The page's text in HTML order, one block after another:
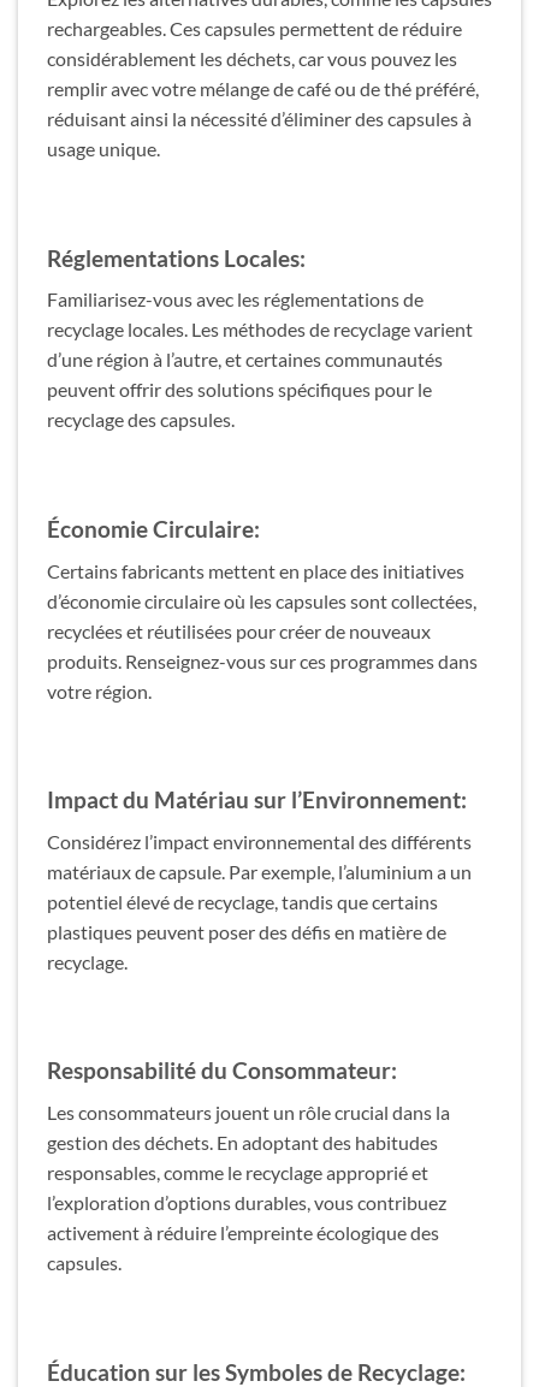
rechargeables. Ces capsules permettent de réduire
considérablement les déchets, car vous pouvez les
remplir avec votre mélange de café ou de thé préféré,
réduisant ainsi la nécessité d’éliminer des capsules à
usage unique.
Réglementations Locales:
Familiarisez-vous avec les réglementations de
recyclage locales. Les méthodes de recyclage varient
d’une région à l’autre, et certaines communautés
peuvent offrir des solutions spécifiques pour le
recyclage des capsules.
Économie Circulaire:
Certains fabricants mettent en place des initiatives
d’économie circulaire où les capsules sont collectées,
recyclées et réutilisées pour créer de nouveaux
produits. Renseignez-vous sur ces programmes dans
votre région.
Impact du Matériau sur l’Environnement:
Considérez l’impact environnemental des différents
matériaux de capsule. Par exemple, l’aluminium a un
potentiel élevé de recyclage, tandis que certains
plastiques peuvent poser des défis en matière de
recyclage.
Responsabilité du Consommateur:
Les consommateurs jouent un rôle crucial dans la
gestion des déchets. En adoptant des habitudes
responsables, comme le recyclage approprié et
l’exploration d’options durables, vous contribuez
activement à réduire l’empreinte écologique des
capsules.
Éducation sur les Symboles de Recyclage: